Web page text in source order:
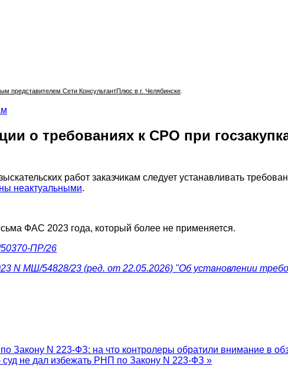
представителем Сети КонсультантПлюс в г. Челябинске
о требованиях к СРО при
работ заказчикам следует устанавливать
неактуальными.
ФАС 2023 года, который более не применяется.
ПР/26
N МШ/54828/23 (ред. от 22.05.2026) "Об установлении
Закону N 223-ФЗ: на что контролеры обратили внимание в
не дал избежать РНП по Закону N 223-ФЗ »